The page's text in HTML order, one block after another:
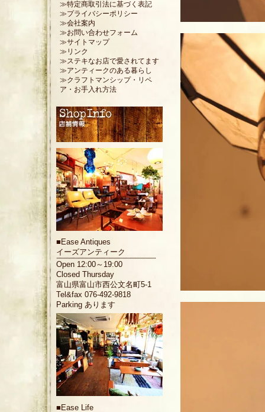
≫特定商取引法に基づく表記
≫プライバシーポリシー
≫会社案内
≫お問い合わせフォーム
≫サイトマップ
≫リンク
≫ステキなお店で愛されてます
≫アンティークのある暮らし
≫クラフトマンシップ・リペ
ア・お手入れ方法
■ Ease Antiques
イーズアンティーク
Open 12:00～19:00
Closed Thursday
富山県富山市西公文名町5-1
Tel&fax 076-492-9818
Parking あります
■ Ease Life